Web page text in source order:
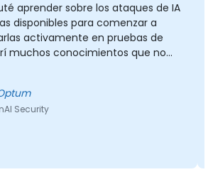
aprender sobre los ataques de IA
disponibles para comenzar a
activamente en pruebas de
muchos conocimientos que no
curso cumplió con lo que
favorita del entrenamiento fue el
y quedé impresionado por lo que
seguiré explorándolo más. En
curso y disfruté aprender
Security